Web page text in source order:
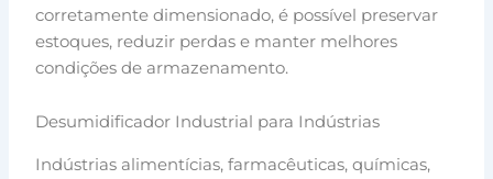
corretamente dimensionado, é possível preservar
estoques, reduzir perdas e manter melhores
condições de armazenamento.
Desumidificador Industrial para Indústrias
Indústrias alimentícias, farmacêuticas, químicas,